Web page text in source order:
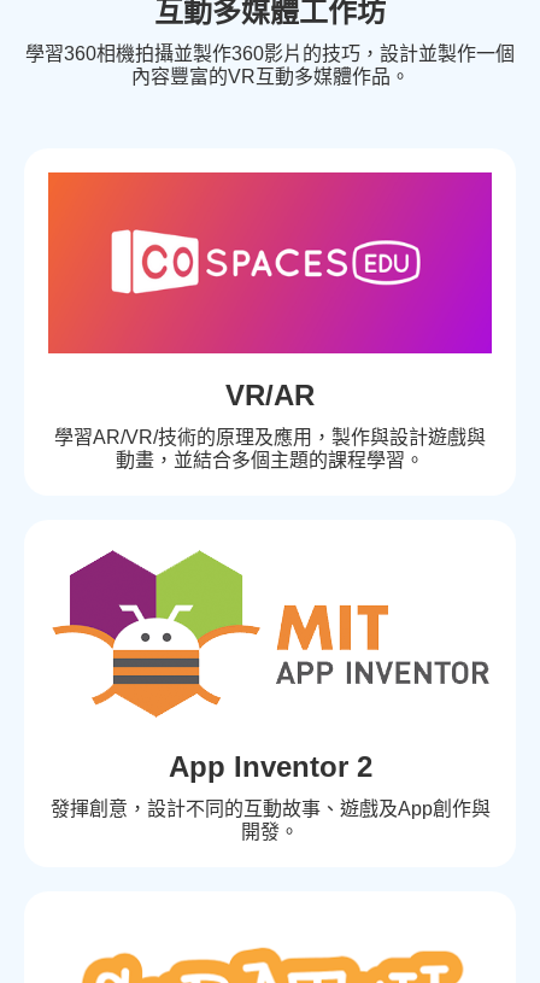
互動多媒體工作坊
學習360相機拍攝並製作360影片的技巧，設計並製作一個
內容豐富的VR互動多媒體作品。
VR/AR
學習AR/VR/技術的原理及應用，製作與設計遊戲與
動畫，並結合多個主題的課程學習。
App Inventor 2
發揮創意，設計不同的互動故事、遊戲及App創作與
開發。